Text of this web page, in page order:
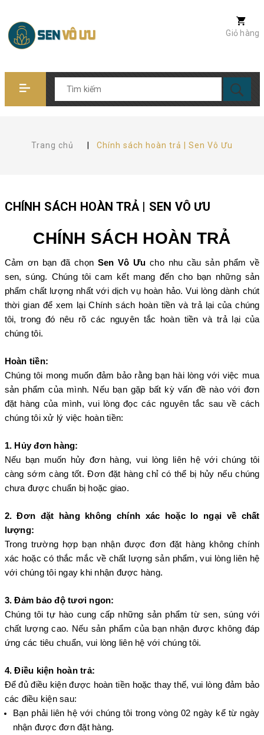
Giỏ hàng
Trang chủ Chính sách hoàn trả | Sen Vô Ưu
CHÍNH SÁCH HOÀN TRẢ | SEN VÔ ƯU
CHÍNH SÁCH HOÀN TRẢ
Cảm ơn bạn đã chọn Sen Vô Ưu cho nhu cầu sản phẩm về
sen, súng. Chúng tôi cam kết mang đến cho bạn những sản
phẩm chất lượng nhất với dịch vụ hoàn hảo. Vui lòng dành chút
thời gian để xem lại Chính sách hoàn tiền và trả lại của chúng
tôi, trong đó nêu rõ các nguyên tắc hoàn tiền và trả lại của
chúng tôi.
Hoàn tiền:
Chúng tôi mong muốn đảm bảo rằng bạn hài lòng với việc mua
sản phẩm của mình. Nếu bạn gặp bất kỳ vấn đề nào với đơn
đặt hàng của mình, vui lòng đọc các nguyên tắc sau về cách
chúng tôi xử lý việc hoàn tiền:
1. Hủy đơn hàng:
Nếu bạn muốn hủy đơn hàng, vui lòng liên hệ với chúng tôi
càng sớm càng tốt. Đơn đặt hàng chỉ có thể bị hủy nếu chúng
chưa được chuẩn bị hoặc giao.
2. Đơn đặt hàng không chính xác hoặc lo ngại về chất
lượng:
Trong trường hợp bạn nhận được đơn đặt hàng không chính
xác hoặc có thắc mắc về chất lượng sản phẩm, vui lòng liên hệ
với chúng tôi ngay khi nhận được hàng.
3. Đảm bảo độ tươi ngon:
Chúng tôi tự hào cung cấp những sản phẩm từ sen, súng với
chất lượng cao. Nếu sản phẩm của bạn nhận được không đáp
ứng các tiêu chuẩn, vui lòng liên hệ với chúng tôi.
4. Điều kiện hoàn trả:
Để đủ điều kiện được hoàn tiền hoặc thay thế, vui lòng đảm bảo
các điều kiện sau:
Bạn phải liên hệ với chúng tôi trong vòng 02 ngày kể từ ngày
nhận được đơn đặt hàng.